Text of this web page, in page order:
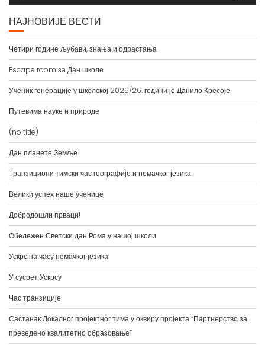
НАЈНОВИЈЕ ВЕСТИ
Четири године љубави, знања и одрастања
Escape room за Дан школе
Ученик генерације у школској 2025/26. години је Данило Кресоје
Путевима науке и природе
(no title)
Дан планете Земље
Tранзициони тимски час географије и немачког језика
Велики успех наше ученице
Добродошли прваци!
Обележен Светски дан Рома у нашој школи
Ускрс на часу немачког језика
У сусрет Ускрсу
Час транзиције
Састанак Локалног пројектног тима у оквиру пројекта “Партнерство за
преведено квалитетно образовање”